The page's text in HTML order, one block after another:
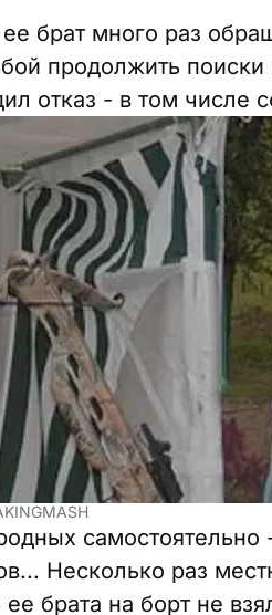
брат много раз
продолжить
отказ - в том числе
Несколько раз
брата на борт не